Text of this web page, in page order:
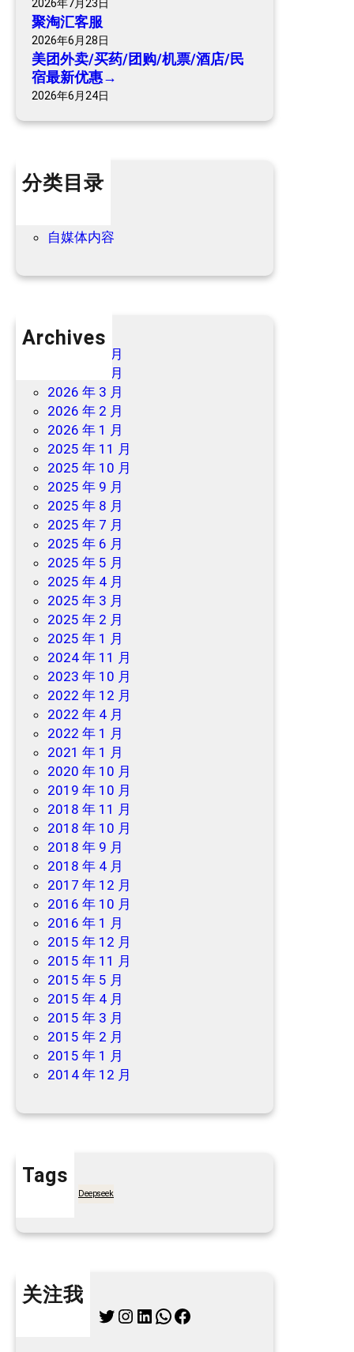
2026年7月23日
聚淘汇客服
2026年6月28日
美团外卖/买药/团购/机票/酒店/民
宿最新优惠→
2026年6月24日
分类目录
自媒体内容
Archives
2026 年 7 月
2026 年 6 月
2026 年 3 月
2026 年 2 月
2026 年 1 月
2025 年 11 月
2025 年 10 月
2025 年 9 月
2025 年 8 月
2025 年 7 月
2025 年 6 月
2025 年 5 月
2025 年 4 月
2025 年 3 月
2025 年 2 月
2025 年 1 月
2024 年 11 月
2023 年 10 月
2022 年 12 月
2022 年 4 月
2022 年 1 月
2021 年 1 月
2020 年 10 月
2019 年 10 月
2018 年 11 月
2018 年 10 月
2018 年 9 月
2018 年 4 月
2017 年 12 月
2016 年 10 月
2016 年 1 月
2015 年 12 月
2015 年 11 月
2015 年 5 月
2015 年 4 月
2015 年 3 月
2015 年 2 月
2015 年 1 月
2014 年 12 月
Tags
Deepseek
关注我
Twitter Instagram LinkedIn WhatsApp Facebook